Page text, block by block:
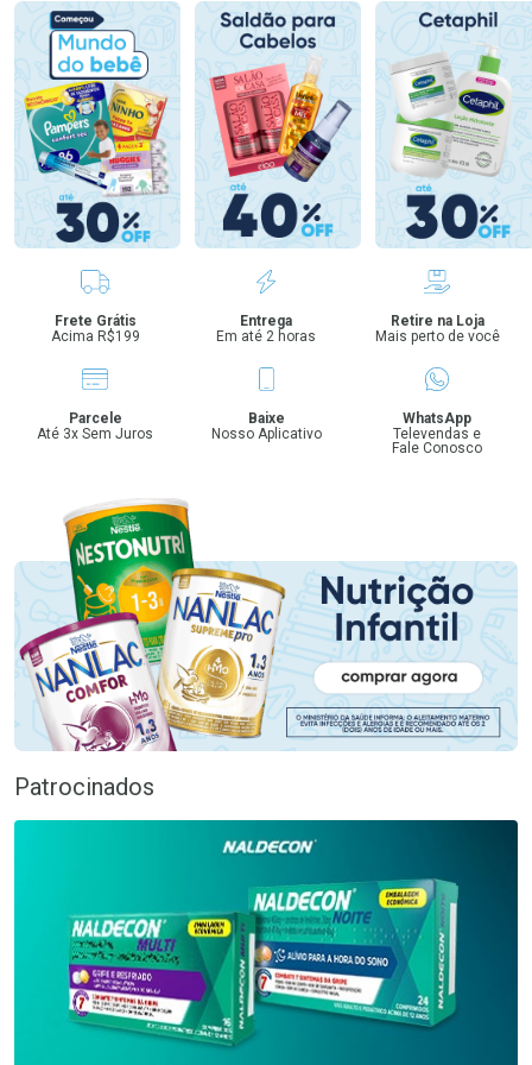
Benefícios
Frete Grátis
Acima R$199
Entrega
Em até 2 horas
Retire na Loja
Mais perto de você
Parcele
Até 3x Sem Juros
Baixe
Nosso Aplicativo
WhatsApp
Televendas e
Fale Conosco
Patrocinados